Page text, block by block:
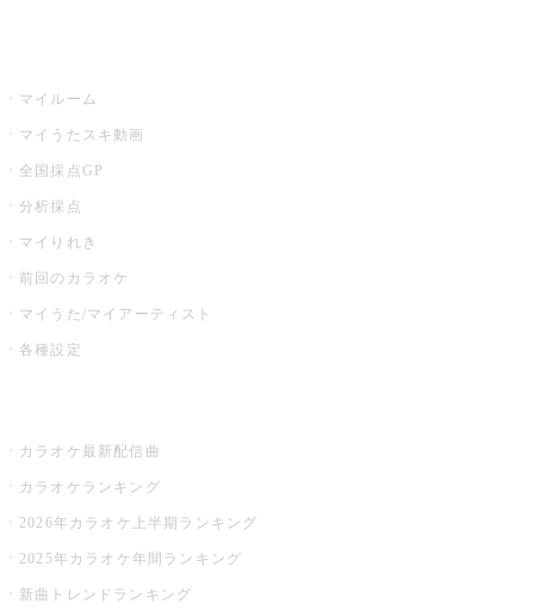
マイルーム
マイうたスキ動画
全国採点GP
分析採点
マイりれき
前回のカラオケ
マイうた/マイアーティスト
各種設定
カラオケ最新配信曲
カラオケランキング
2026年カラオケ上半期ランキング
2025年カラオケ年間ランキング
新曲トレンドランキング